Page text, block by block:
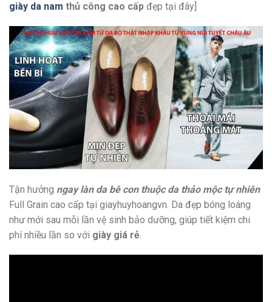
giày da nam thủ công cao cấp đẹp tại đây]
Tận hưởng ngay làn da bê con thuộc da thảo mộc tự nhiên
Full Grain cao cấp tại giayhuyhoangvn. Da đẹp bóng loáng
như mới sau mỗi lần vệ sinh bảo dưỡng, giúp tiết kiệm chi
phí nhiều lần so với giày giá rẻ